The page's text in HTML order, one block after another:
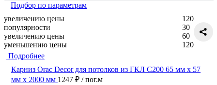
Подбор по параметрам
увеличению цены
популярности
увеличению цены
уменьшению цены
120
30
60
120
Подробнее
Карниз Orac Decor для потолков из ГКЛ C200 65 мм х 57
мм х 2000 мм 1247 ₽ / пог.м